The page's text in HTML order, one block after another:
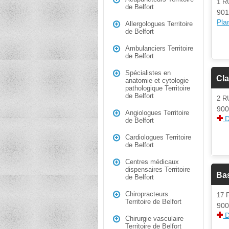
de Belfort
Allergologues Territoire
de Belfort
Ambulanciers Territoire
de Belfort
Spécialistes en
anatomie et cytologie
pathologique Territoire
de Belfort
Angiologues Territoire
de Belfort
Cardiologues Territoire
de Belfort
Centres médicaux
dispensaires Territoire
de Belfort
Chiropracteurs
Territoire de Belfort
Chirurgie vasculaire
Territoire de Belfort
1
2
17